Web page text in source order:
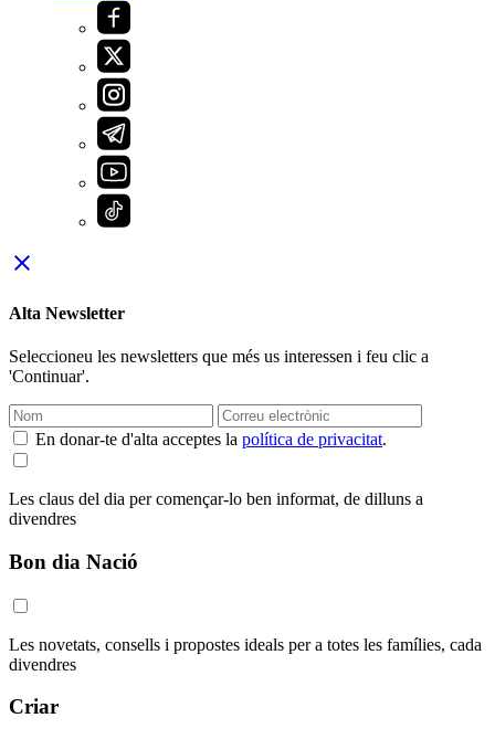
close
Alta Newsletter
Seleccioneu les newsletters que més us interessen i feu clic a
'Continuar'.
En donar-te d'alta acceptes la política de privacitat.
Les claus del dia per començar-lo ben informat, de dilluns a
divendres
Bon dia Nació
Les novetats, consells i propostes ideals per a totes les famílies, cada
divendres
Criar